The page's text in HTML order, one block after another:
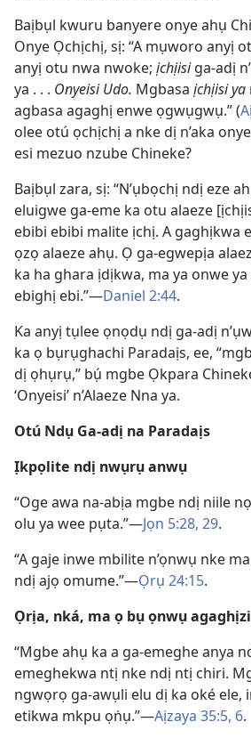
Baịbụl kwuru banyere onye ahụ
Onye Ọchịchị, sị: “A mụworo anyị
anyị otu nwa nwoke; ịchịisiga-adị
ya . . . Onyeisi Udo. Mgbasa ịchịisi ya
agbasa agaghị enwe ọgwụgwụ.” (
olee otú ọchịchị a nke dị n’aka
esi mezuo nzube Chineke?
Baịbụl zara, sị: “N’ụbọchị ndị eze
eluigwe ga-eme ka otu alaeze
ebibi ebibi malite ịchị. A gaghịkwa
ọzọ alaeze ahụ. Ọ ga-egwepịa
ka ha ghara ịdịkwa, ma ya onwe
ebighị ebi.”—Daniel 2:44.
Ka anyị tụlee ọnọdụ ndị ga-adị
ka ọ bụrụghachi Paradaịs, ee,
dị ọhụrụ,” bụ́ mgbe Ọkpara
‘Onyeisi’ n’Alaeze Nna ya.
Otú Ndụ Ga-adị na Paradaịs
Ịkpọlite ndị nwụrụ anwụ
“Oge awa na-abịa mgbe ndị niile
olu ya wee pụta.”—Jọn 5:28, 29.
“A gaje inwe mbilite n’ọnwụ nke
ndị ajọ omume.”—Ọrụ 24:15.
Ọrịa, nká, ma ọ bụ ọnwụ
“Mgbe ahụ ka a ga-emeghe anya
emeghekwa ntị nke ndị ntị chiri.
ngwọrọ ga-awụli elu dị ka oké ele,
etikwa mkpu ọṅụ.”—Aịzaya 35:5, 6.